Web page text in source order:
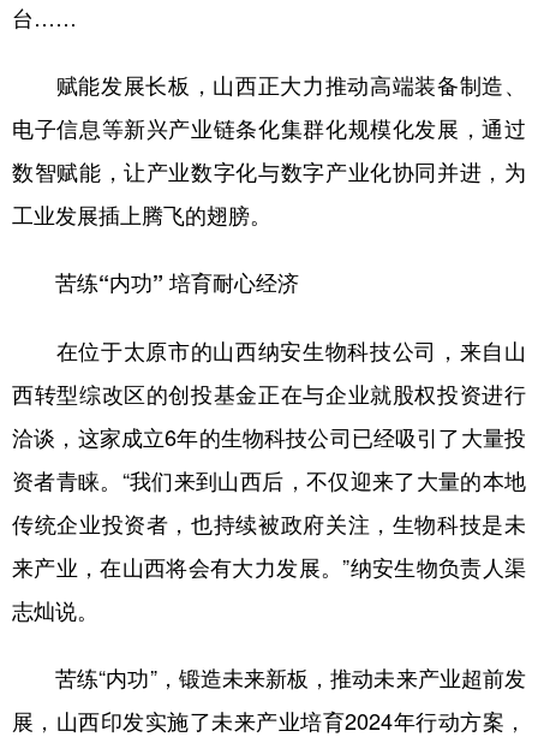
台……
赋能发展长板，山西正大力推动高端装备制造、
电子信息等新兴产业链条化集群化规模化发展，通过
数智赋能，让产业数字化与数字产业化协同并进，为
工业发展插上腾飞的翅膀。
苦练“内功” 培育耐心经济
在位于太原市的山西纳安生物科技公司，来自山
西转型综改区的创投基金正在与企业就股权投资进行
洽谈，这家成立6年的生物科技公司已经吸引了大量投
资者青睐。“我们来到山西后，不仅迎来了大量的本地
传统企业投资者，也持续被政府关注，生物科技是未
来产业，在山西将会有大力发展。”纳安生物负责人渠
志灿说。
苦练“内功”，锻造未来新板，推动未来产业超前发
展，山西印发实施了未来产业培育2024年行动方案，